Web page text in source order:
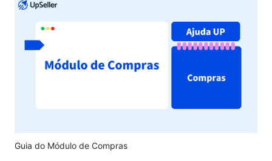
Guia do Módulo de Compras